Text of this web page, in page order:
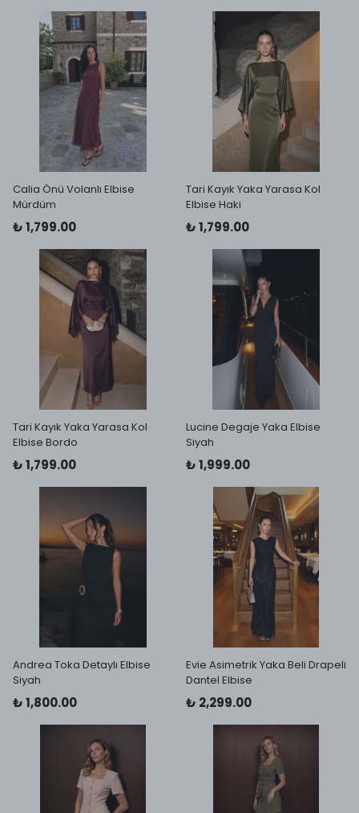
Calia Önü Volanlı Elbise
Mürdüm
₺ 1,799.00
Tari Kayık Yaka Yarasa Kol
Elbise Haki
₺ 1,799.00
Tari Kayık Yaka Yarasa Kol
Elbise Bordo
₺ 1,799.00
Lucine Degaje Yaka Elbise
Siyah
₺ 1,999.00
Andrea Toka Detaylı Elbise
Siyah
₺ 1,800.00
Evie Asimetrik Yaka Beli Drapeli
Dantel Elbise
₺ 2,299.00